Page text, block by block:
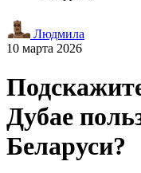
Людмила
10 марта 2026
Дубае
Беларуси?